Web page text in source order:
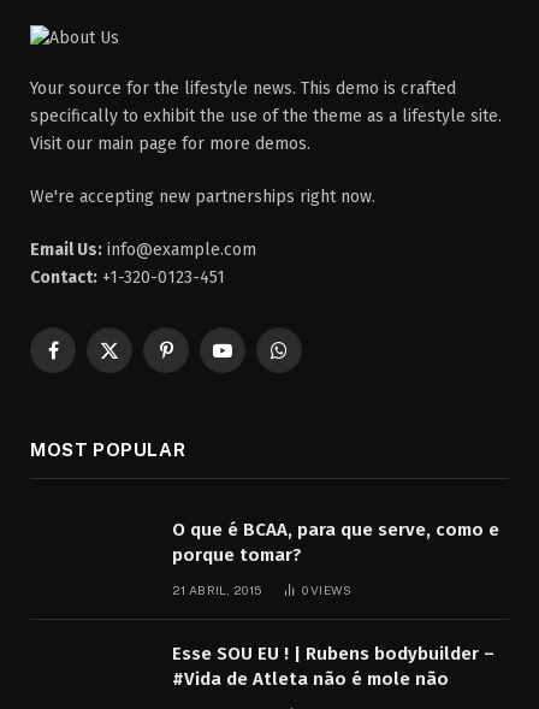
Your source for the lifestyle news. This demo is crafted
specifically to exhibit the use of the theme as a lifestyle site.
Visit our main page for more demos.
We're accepting new partnerships right now.
Email Us: info@example.com
Contact: +1-320-0123-451
Facebook
X
PinterestYouTubeWhatsApp
MOST POPULAR
O que é BCAA, para que serve, como e
porque tomar?
21 ABRIL, 2015 0VIEWS
Esse SOU EU ! | Rubens bodybuilder –
#Vida de Atleta não é mole não